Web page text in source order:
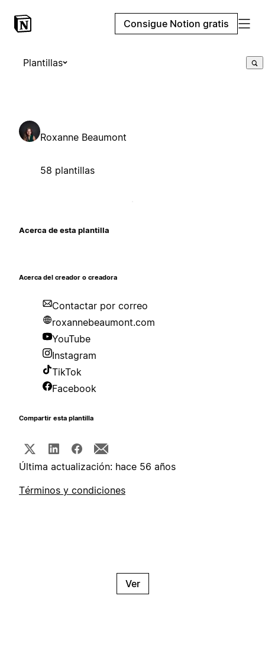
Consigue Notion gratis
Plantillas
Roxanne Beaumont
58 plantillas
Acerca de esta plantilla
Acerca del creador o creadora
Contactar por correo
roxannebeaumont.com
YouTube
Instagram
TikTok
Facebook
Compartir esta plantilla
Última actualización: hace 56 años
Términos y condiciones
Ver